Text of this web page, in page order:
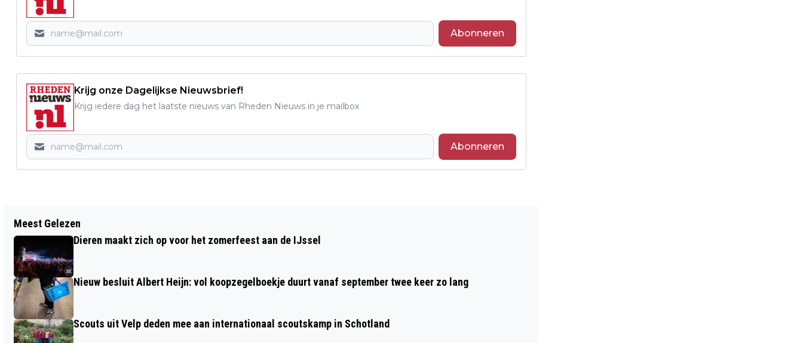
Abonneren
Krijg onze Dagelijkse Nieuwsbrief!
Krijg iedere dag het laatste nieuws van Rheden Nieuws in je mailbox
Abonneren
HOBBYCLUB BIJ BUURTVERENIGING
STENFERT
DIEREN
Meest Gelezen
Dieren maakt zich op voor het zomerfeest aan de IJssel
Nieuw besluit Albert Heijn: vol koopzegelboekje duurt vanaf september twee keer zo lang
Scouts uit Velp deden mee aan internationaal scoutskamp in Schotland